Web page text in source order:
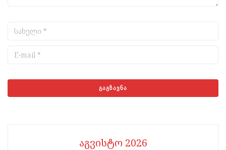
აგვისტო 2026